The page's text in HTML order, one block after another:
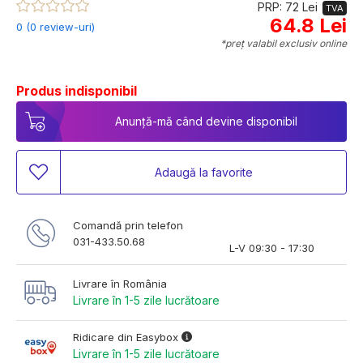
0 (0 review-uri)
PRP: 72 Lei TVA
64.8 Lei
*preț valabil exclusiv online
Produs indisponibil
Anunță-mă când devine disponibil
Adaugă la favorite
Comandă prin telefon
031-433.50.68
L-V 09:30 - 17:30
Livrare în România
Livrare în 1-5 zile lucrătoare
Ridicare din Easybox
Livrare în 1-5 zile lucrătoare